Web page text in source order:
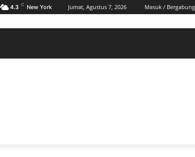
4.3 C New York Jumat, Agustus 7, 2026
Masuk / Bergabung